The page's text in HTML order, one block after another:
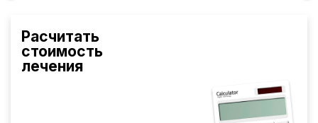
Расчитать
стоимость
лечения